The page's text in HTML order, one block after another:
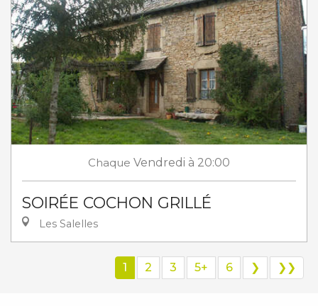
Chaque Vendredi à 20:00
SOIRÉE COCHON GRILLÉ
Les Salelles
1 2 3 5+ 6 ❯ ❯❯